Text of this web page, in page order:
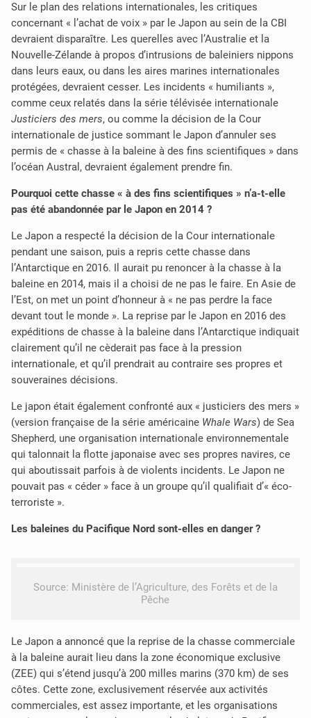
Sur le plan des relations internationales, les critiques
concernant « l’achat de voix » par le Japon au sein de la CBI
devraient disparaître. Les querelles avec l’Australie et la
Nouvelle-Zélande à propos d’intrusions de baleiniers nippons
dans leurs eaux, ou dans les aires marines internationales
protégées, devraient cesser. Les incidents « humiliants »,
comme ceux relatés dans la série télévisée internationale
Justiciers des mers, ou comme la décision de la Cour
internationale de justice sommant le Japon d’annuler ses
permis de « chasse à la baleine à des fins scientifiques » dans
l’océan Austral, devraient également prendre fin.
Pourquoi cette chasse « à des fins scientifiques » n’a-t-elle
pas été abandonnée par le Japon en 2014 ?
Le Japon a respecté la décision de la Cour internationale
pendant une saison, puis a repris cette chasse dans
l’Antarctique en 2016. Il aurait pu renoncer à la chasse à la
baleine en 2014, mais il a choisi de ne pas le faire. En Asie de
l’Est, on met un point d’honneur à « ne pas perdre la face
devant tout le monde ». La reprise par le Japon en 2016 des
expéditions de chasse à la baleine dans l’Antarctique indiquait
clairement qu’il ne cèderait pas face à la pression
internationale, et qu’il prendrait au contraire ses propres et
souveraines décisions.
Le japon était également confronté aux « justiciers des mers »
(version française de la série américaine Whale Wars) de Sea
Shepherd, une organisation internationale environnementale
qui talonnait la flotte japonaise avec ses propres navires, ce
qui aboutissait parfois à de violents incidents. Le Japon ne
pouvait pas « céder » face à un groupe qu’il qualifiait d’« éco-
terroriste ».
Les baleines du Pacifique Nord sont-elles en danger ?
Source: Ministère de l’Agriculture, des Forêts et de la
Pêche
Le Japon a annoncé que la reprise de la chasse commerciale
à la baleine aurait lieu dans la zone économique exclusive
(ZEE) qui s’étend jusqu’à 200 milles marins (370 km) de ses
côtes. Cette zone, exclusivement réservée aux activités
commerciales, est assez importante, et les organisations